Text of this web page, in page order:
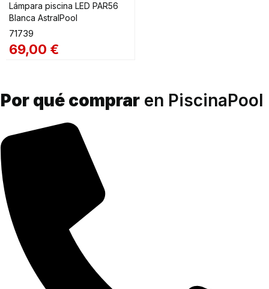
Lámpara piscina LED PAR56
Blanca AstralPool
71739
69,00 €
Por qué comprar en PiscinaPool